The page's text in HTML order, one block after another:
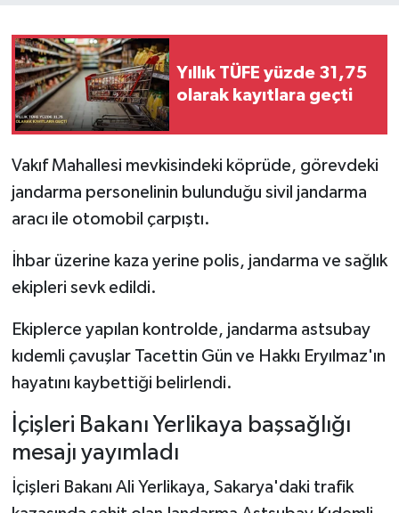
Yıllık TÜFE yüzde 31,75
olarak kayıtlara geçti
Vakıf Mahallesi mevkisindeki köprüde, görevdeki
jandarma personelinin bulunduğu sivil jandarma
aracı ile otomobil çarpıştı.
İhbar üzerine kaza yerine polis, jandarma ve sağlık
ekipleri sevk edildi.
Ekiplerce yapılan kontrolde, jandarma astsubay
kıdemli çavuşlar Tacettin Gün ve Hakkı Eryılmaz'ın
hayatını kaybettiği belirlendi.
İçişleri Bakanı Yerlikaya başsağlığı
mesajı yayımladı
İçişleri Bakanı Ali Yerlikaya, Sakarya'daki trafik